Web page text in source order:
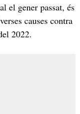
el gener passat, és
causes contra
2022.